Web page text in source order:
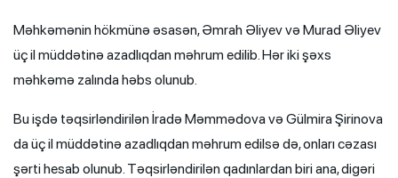
Məhkəmənin hökmünə əsasən, Əmrah Əliyev və Murad Əliyev
üç il müddətinə azadlıqdan məhrum edilib. Hər iki şəxs
məhkəmə zalında həbs olunub.
Bu işdə təqsirləndirilən İradə Məmmədova və Gülmira Şirinova
da üç il müddətinə azadlıqdan məhrum edilsə də, onları cəzası
şərti hesab olunub. Təqsirləndirilən qadınlardan biri ana, digəri